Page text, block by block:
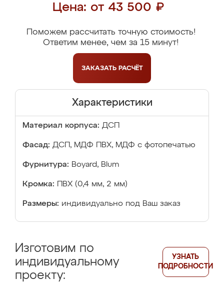
Цена: от 43 500 ₽
Поможем рассчитать точную стоимость!
Ответим менее, чем за 15 минут!
ЗАКАЗАТЬ РАСЧЁТ
Характеристики
Материал корпуса: ДСП
Фасад: ДСП, МДФ ПВХ, МДФ с фотопечатью
Фурнитура: Boyard, Blum
Кромка: ПВХ (0,4 мм, 2 мм)
Размеры: индивидуально под Ваш заказ
Изготовим по
индивидуальному
проекту:
УЗНАТЬ
ПОДРОБНОСТИ